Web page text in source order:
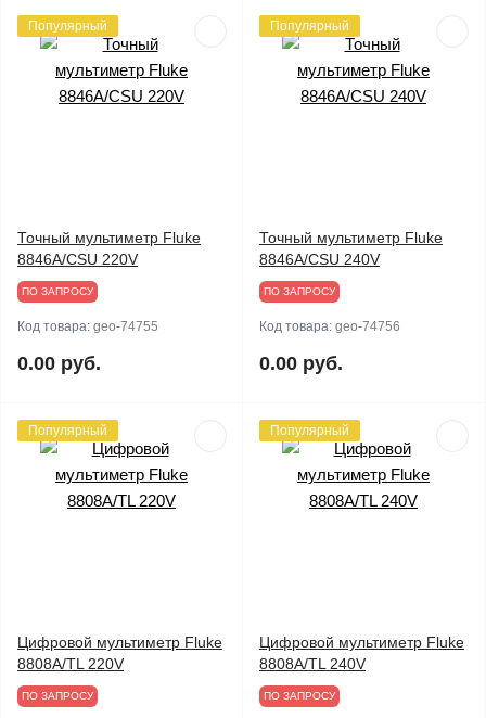
Популярный
Точный мультиметр Fluke
8846A/CSU 220V
ПО ЗАПРОСУ
Код товара: geo-74755
0.00 руб.
Популярный
Точный мультиметр Fluke
8846A/CSU 240V
ПО ЗАПРОСУ
Код товара: geo-74756
0.00 руб.
Популярный
Цифровой мультиметр Fluke
8808A/TL 220V
ПО ЗАПРОСУ
Популярный
Цифровой мультиметр Fluke
8808A/TL 240V
ПО ЗАПРОСУ